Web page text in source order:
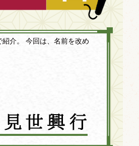
介。 今回は、名前を改め